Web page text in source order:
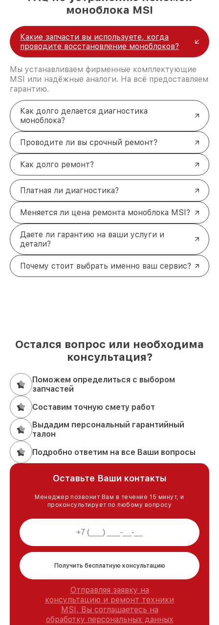
моноблока MSI
Какие запчасти вы используете, когда
проводите восстановление моноблоков?
Мы устанавливаем фирменные комплектующие
MSI или надёжные аналоги. На всё предоставляем
гарантию.
Как долго делается диагностика
моноблока?
Проводите ли вы срочный ремонт?
Как долго ремонт?
Платная ли диагностика?
Меняется ли цена ремонта моноблока MSI?
Даете ли гарантию на ваши услуги и
детали?
Почему стоит выбрать именно ваш сервис?
Остался вопрос или необходима
консультация?
Поможем определиться с выбором
запчастей
Составим точную смету работ
Выдадим персональный гарантийный
талон
Подробно ответим на все Ваши вопросы
Оставьте Ваши контакты
Менеджер позвонит Вам в течение 15 минут, и
проконсультирует по любому вопросу
Получить бесплатную консультацию
Отправляя заявку на
консультацию и ремонт техники
MSI, Вы соглашаетесь на
обработку персональных данных